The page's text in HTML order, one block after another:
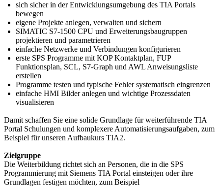
sich sicher in der Entwicklungsumgebung des TIA Portals
bewegen
eigene Projekte anlegen, verwalten und sichern
SIMATIC S7-1500 CPU und Erweiterungsbaugruppen
projektieren und parametrieren
einfache Netzwerke und Verbindungen konfigurieren
erste SPS Programme mit KOP Kontaktplan, FUP
Funktionsplan, SCL, S7-Graph und AWL Anweisungsliste
erstellen
Programme testen und typische Fehler systematisch eingrenzen
einfache HMI Bilder anlegen und wichtige Prozessdaten
visualisieren
Damit schaffen Sie eine solide Grundlage für weiterführende TIA
Portal Schulungen und komplexere Automatisierungsaufgaben, zum
Beispiel für unseren Aufbaukurs TIA2.
Zielgruppe
Die Weiterbildung richtet sich an Personen, die in die SPS
Programmierung mit Siemens TIA Portal einsteigen oder ihre
Grundlagen festigen möchten, zum Beispiel